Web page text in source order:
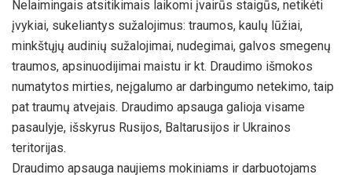
Nelaimingais atsitikimais laikomi įvairūs staigūs, netikėti
įvykiai, sukeliantys sužalojimus: traumos, kaulų lūžiai,
minkštųjų audinių sužalojimai, nudegimai, galvos smegenų
traumos, apsinuodijimai maistu ir kt. Draudimo išmokos
numatytos mirties, neįgalumo ar darbingumo netekimo, taip
pat traumų atvejais. Draudimo apsauga galioja visame
pasaulyje, išskyrus Rusijos, Baltarusijos ir Ukrainos
teritorijas.
Draudimo apsauga naujiems mokiniams ir darbuotojams